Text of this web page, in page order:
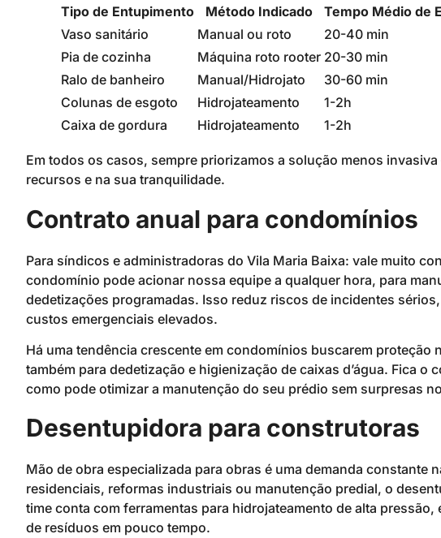
Tipo de Entupimento Método Indicado
Tempo Médio de
Vaso sanitário
Manual ou roto
20-40 min
Pia de cozinha
Máquina roto rooter 20-30 min
Ralo de banheiro
Manual/Hidrojato
30-60 min
Colunas de esgoto
Hidrojateamento
1-2h
Caixa de gordura
Hidrojateamento 1-2h
Em todos os casos, sempre priorizamos a solução menos
recursos e na sua tranquilidade.
Contrato anual para condomínios
Para síndicos e administradoras do Vila Maria Baixa: vale muito
condomínio pode acionar nossa equipe a qualquer hora, para
dedetizações programadas. Isso reduz riscos de incidentes
custos emergenciais elevados.
Há uma tendência crescente em condomínios buscarem proteção
também para dedetização e higienização de caixas d’água. Fica o
como pode otimizar a manutenção do seu prédio sem surpresas
Desentupidora para construtoras
Mão de obra especializada para obras é uma demanda constante
residenciais, reformas industriais ou manutenção predial, o
time conta com ferramentas para hidrojateamento de alta
de resíduos em pouco tempo.